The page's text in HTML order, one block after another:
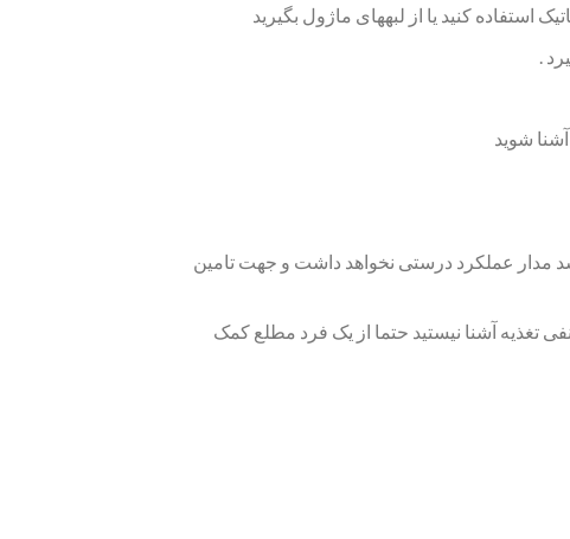
کنید یا از لبه­های ماژول بگیرید
.
شوید
باتری پایین باشد مدار عملکرد درستی نخواهد داشت و جهت تامین
تغذیه آشنا نیستید حتما از یک فرد مطلع کمک